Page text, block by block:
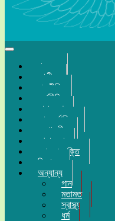
Toggle
navigationপ্রচ্ছদ
জাতীয়
রাজনীতি
অর্থনীতি
সারা দেশ
আন্তর্জাতিক
সম্পাদকীয়
খেলা-ধুলা
তথ্য-প্রযুক্তি
বিনোদন
অন্যান্য
গান
মতামত
স্বাস্থ্য
ধর্ম